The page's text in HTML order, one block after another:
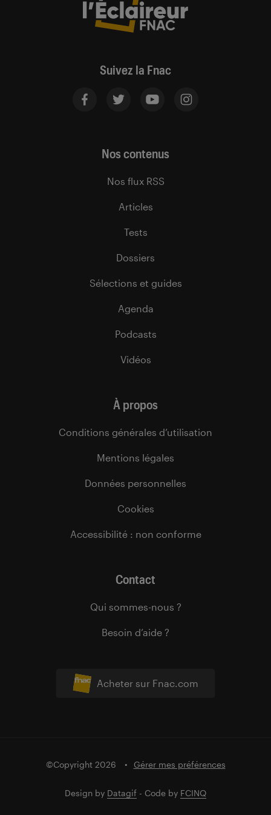
Suivez la Fnac
Acheter sur Fnac.com
Nos contenus
Nos flux RSS
Articles
Tests
Dossiers
Sélections et guides
Agenda
Podcasts
Vidéos
À propos
Conditions générales d’utilisation
Mentions légales
Données personnelles
Cookies
Accessibilité : non conforme
Contact
Qui sommes-nous ?
Besoin d’aide ?
©Copyright 2026 Gérer mes préférences
Design by Datagif - Code by FCINQ